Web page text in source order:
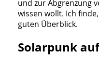
und zur Abgrenzung
wissen wollt. Ich
guten Überblick.
Solarpunk